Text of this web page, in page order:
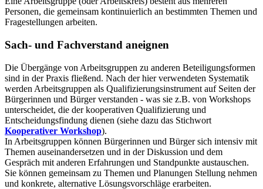
Personen, die gemeinsam kontinuierlich an bestimmten Themen und
Fragestellungen arbeiten.
Sach- und Fachverstand aneignen
Die Übergänge von Arbeitsgruppen zu anderen Beteiligungsformen
sind in der Praxis fließend. Nach der hier verwendeten Systematik
werden Arbeitsgruppen als Qualifizierungsinstrument auf Seiten der
Bürgerinnen und Bürger verstanden - was sie z.B. von Workshops
unterscheidet, die der kooperativen Qualifizierung und
Entscheidungsfindung dienen (siehe dazu das Stichwort
Kooperativer Workshop).
In Arbeitsgruppen können Bürgerinnen und Bürger sich intensiv mit
Themen auseinandersetzen und in der Diskussion und dem
Gespräch mit anderen Erfahrungen und Standpunkte austauschen.
Sie können gemeinsam zu Themen und Planungen Stellung nehmen
und konkrete, alternative Lösungsvorschläge erarbeiten.